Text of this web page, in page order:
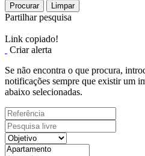
Procurar Limpar
Partilhar pesquisa
Link copiado!
Criar alerta
Se não encontra o que procura,
notificações sempre que existir um
abaixo selecionadas.